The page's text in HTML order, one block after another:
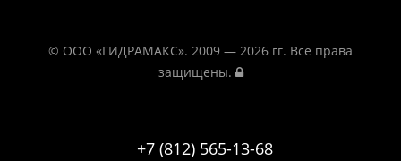
© ООО «ГИДРАМАКС». 2009 — 2026 гг. Все права
защищены.
+7 (812) 565-13-68